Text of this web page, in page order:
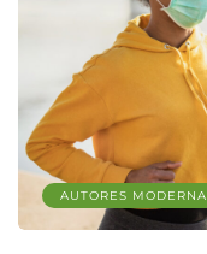
AUTORES MODERNA